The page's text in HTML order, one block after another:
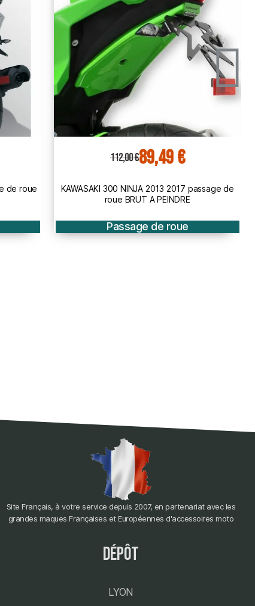
de
199,00 €159,00 €
Honda CB650 F 2017 2018 passage de roue
BRUT à peindre
Passage de roue
Site Français, à votre service depuis 2007, en partenariat avec les
grandes maques Françaises et Européennes d'accessoires moto
dépôt
LYON